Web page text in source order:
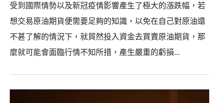
受到國際情勢以及新冠疫情影響產生了極大的漲跌幅，若
想交易原油期貨便需要足夠的知識，以免在自己對原油還
不甚了解的情況下，就貿然投入資金去買賣原油期貨，那
麼就可能會面臨行情不知所措，產生嚴重的虧損...